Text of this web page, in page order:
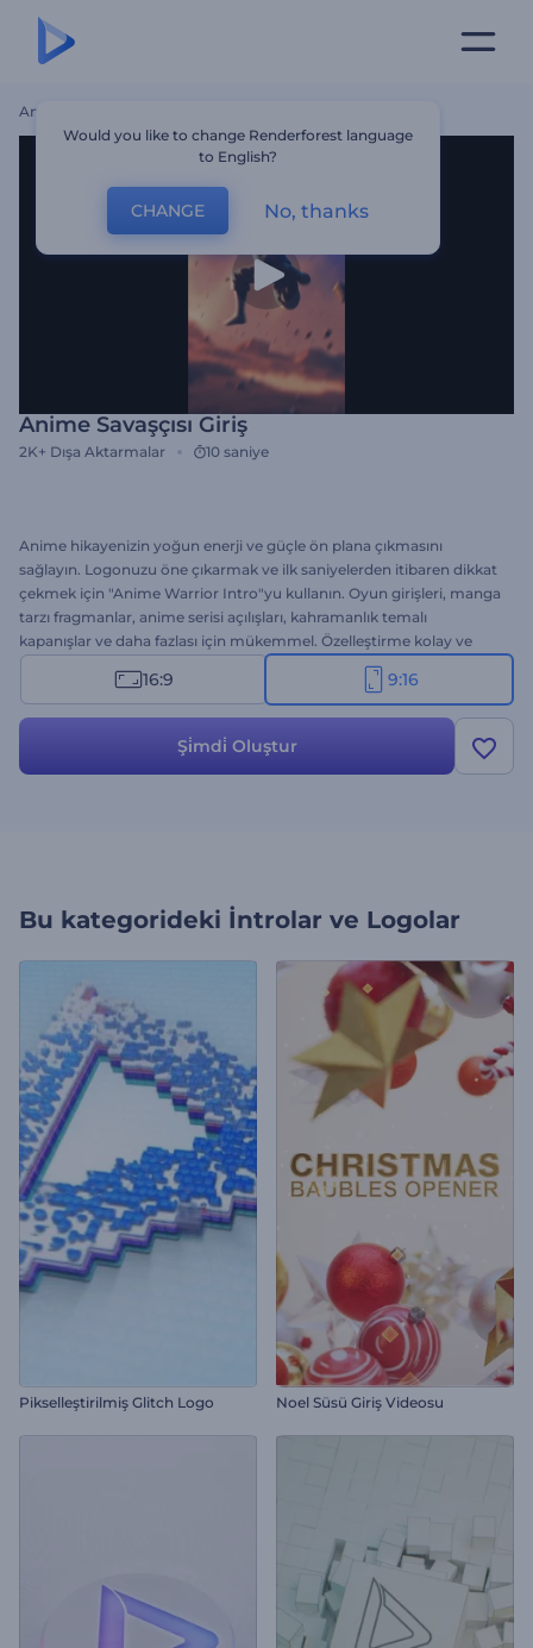
Ana Sayfa
Anime Savaşçısı Giriş
2K+ Dışa Aktarmalar 10 saniye
Anime hikayenizin yoğun enerji ve güçle ön plana çıkmasını
sağlayın. Logonuzu öne çıkarmak ve ilk saniyelerden itibaren dikkat
çekmek için "Anime Warrior Intro"yu kullanın. Oyun girişleri, manga
tarzı fragmanlar, anime serisi açılışları, kahramanlık temalı
kapanışlar ve daha fazlası için mükemmel. Özelleştirme kolay ve
hızlıdır; logonuzu yükleyin, mesajınızı yazın ve uyumlu bir müzik
parçası seçin. Hemen oluşturun ve içeriğinizin güçlü bir anime
16:9 9:16
Şi̇mdi̇ Oluştur
Bu kategorideki İntrolar ve Logolar
Pikselleştirilmiş Glitch Logo Noel Süsü Giriş Videosu
Would you like to change Renderforest language
to English?
CHANGE No, thanks